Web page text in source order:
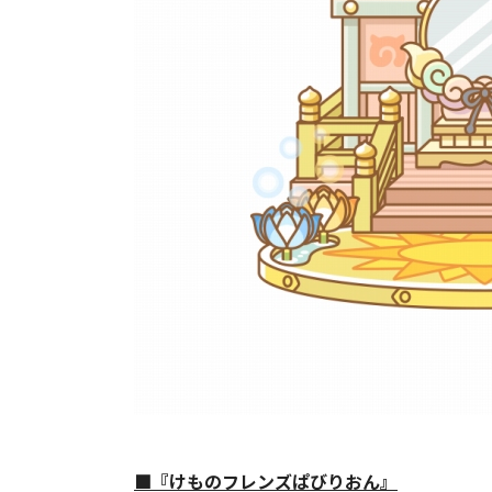
■『けものフレンズぱびりおん』